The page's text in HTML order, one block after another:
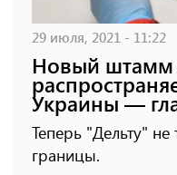
29 июля, 2021 - 11:22
Новый штамм
Украины —
Теперь "Дельту" не
границы.